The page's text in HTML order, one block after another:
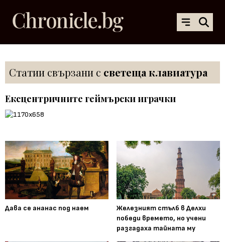
Статии свързани с светеща клавиатура
Ексцентричните геймърски играчки
Дава се ананас под наем
Железният стълб в Делхи
победи времето, но учени
разгадаха тайната му